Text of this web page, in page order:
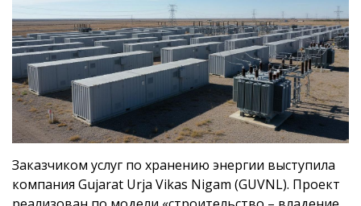
Заказчиком услуг по хранению энергии выступила
компания Gujarat Urja Vikas Nigam (GUVNL). Проект